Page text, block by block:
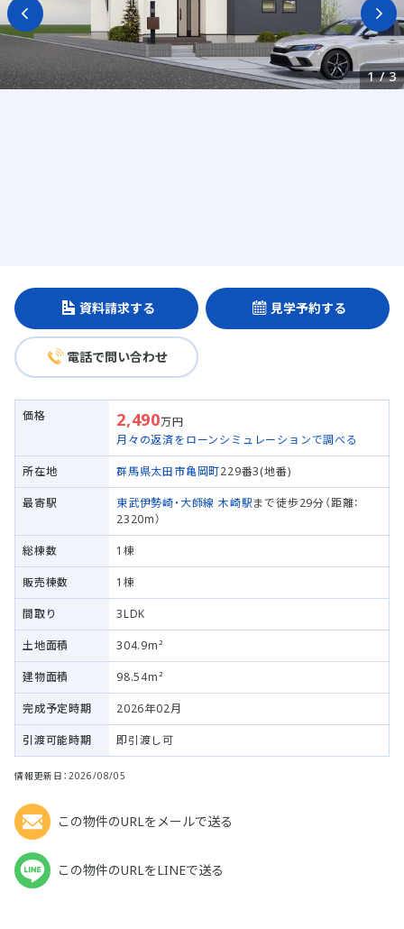
1/3
資料請求する 見学予約する
電話で問い合わせ
価格 2,490万円
月々の返済をローンシミュレーションで調べる
所在地 群馬県太田市亀岡町229番3(地番)
最寄駅 東武伊勢崎・大師線 木崎駅まで徒歩29分（距離：
2320m）
総棟数 1棟
販売棟数 1棟
間取り 3LDK
土地面積 304.9m²
建物面積 98.54m²
完成予定時期 2026年02月
引渡可能時期 即引渡し可
情報更新日：2026/08/05
この物件のURLをメールで送る
この物件のURLをLINEで送る